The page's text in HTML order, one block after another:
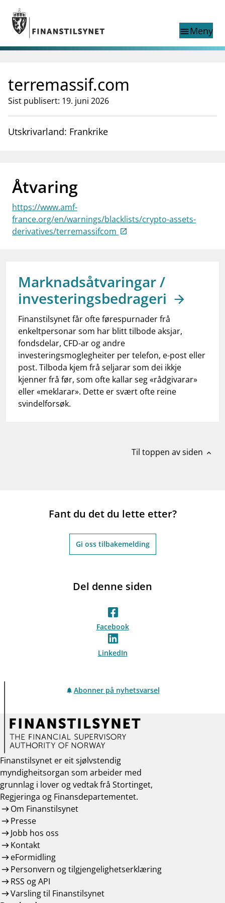
Gå til hovedinnhold
Gå til søkesiden
menuMeny
nettstedet
language
English
English
Tilsyn
Finanstilsynets registre
businessOm Finanstilsynet
mail_outlineKontakt oss
work_outlineJobb hos oss
notifications_none Abonner på nyhetsvarsel
terremassif.com
Sist publisert: 19. juni 2026
Utskrivarland: Frankrike
Åtvaring
https://www.amf-
france.org/en/warnings/blacklists/crypto-assets-
derivatives/terremassifcom
Marknadsåtvaringar /
investeringsbedrageri
Finanstilsynet får ofte førespurnader frå
enkeltpersonar som har blitt tilbode aksjar,
fondsdelar, CFD-ar og andre
investeringsmoglegheiter per telefon, e-post eller
post. Tilboda kjem frå seljarar som dei ikkje
kjenner frå før, som ofte kallar seg «rådgivarar»
eller «meklarar». Dette er svært ofte reine
svindelforsøk.
Til toppen av siden expand_less
Fant du det du lette etter?
Gi oss tilbakemelding
Del denne siden
Facebook
LinkedIn
Abonner på nyhetsvarsel
Finanstilsynet er eit sjølvstendig
myndigheitsorgan som arbeider med
grunnlag i lover og vedtak frå Stortinget,
Regjeringa og Finansdepartementet.
Om Finanstilsynet
Presse
Jobb hos oss
Kontakt
eFormidling
Personvern og tilgjengelighetserklæring
RSS og API
Varsling til Finanstilsynet